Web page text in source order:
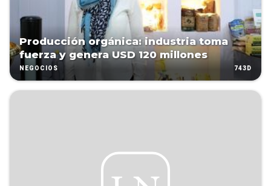
Producción orgánica: industria toma
fuerza y genera USD 120 millones
NEGOCIOS 743D